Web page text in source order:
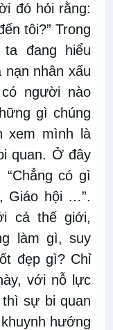
đó hỏi rằng:
tôi?” Trong
ta đang hiểu
nhân xấu
người nào
gì chúng
xem mình là
quan. Ở đây
có gì
Giáo hội …”.
cả thế giới,
làm gì, suy
đẹp gì? Chỉ
với nỗ lực
sự bi quan
hướng